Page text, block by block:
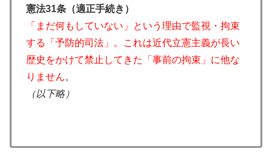
憲法31条（適正手続き）
「まだ何もしていない」という理由で監視・拘束
する「予防的司法」。これは近代立憲主義が長い
歴史をかけて禁止してきた「事前の拘束」に他な
りません。
（以下略）